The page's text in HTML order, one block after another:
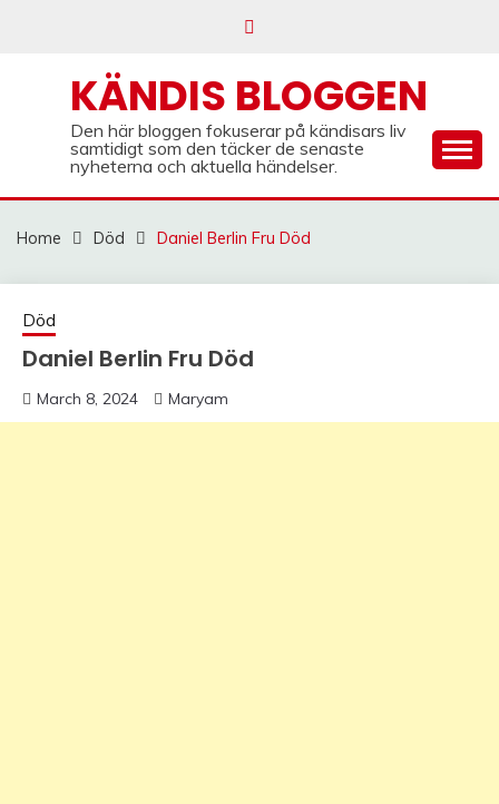
KÄNDIS BLOGGEN
Den här bloggen fokuserar på kändisars liv
samtidigt som den täcker de senaste
nyheterna och aktuella händelser.
Home Död Daniel Berlin Fru Död
Död
Daniel Berlin Fru Död
March 8, 2024 Maryam